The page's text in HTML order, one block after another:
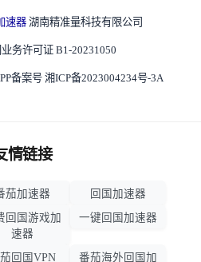
速器 湖南精准量科技有限公司
务许可证 B1-20231050
备案号 湘ICP备2023004234号-3A
情链接
茄加速器
回国加速器
回国游戏加
速器
一键回国加速器
回国VPN 番茄海外回国加